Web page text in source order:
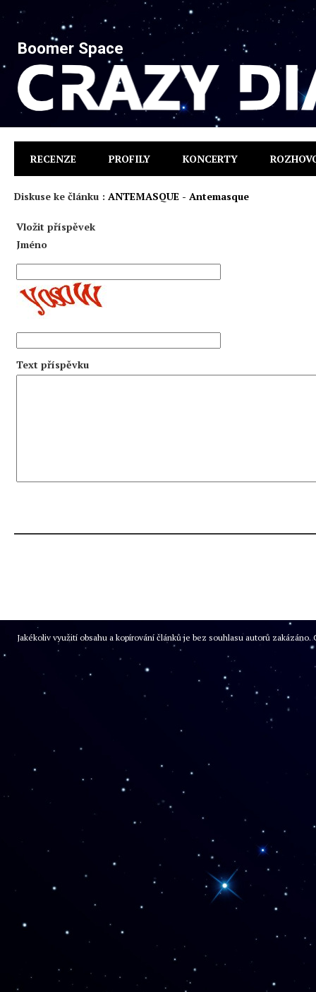
Boomer Space
RECENZE PROFILY KONCERTY
Diskuse ke článku : ANTEMASQUE - Antemasque
Vložit příspěvek
Jméno
Text příspěvku
Jakékoliv využití obsahu a kopírování článků je bez souhlasu autorů